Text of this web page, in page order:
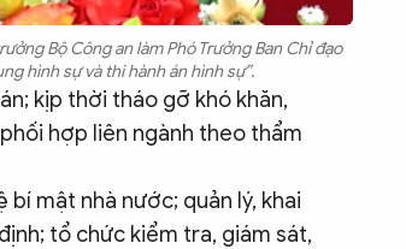
Bộ Công an làm Phó Trưởng Ban Chỉ đạo
hình sự và thi hành án hình sự”.
kịp thời tháo gỡ khó khăn,
hợp liên ngành theo thẩm
mật nhà nước; quản lý, khai
tổ chức kiểm tra, giám sát,